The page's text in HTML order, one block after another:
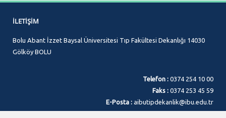
İLETIŞIM
Bolu Abant İzzet Baysal Üniversitesi Tıp Fakültesi Dekanlığı 14030
Gölköy BOLU
Telefon : 0374 254 10 00
Faks : 0374 253 45 59
E-Posta : aibutipdekanlik@ibu.edu.tr